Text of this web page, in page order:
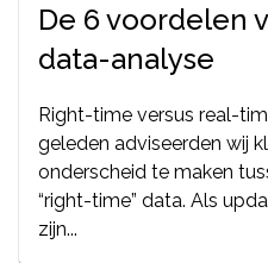
De 6 voordelen
data-analyse
Right-time versus real-
geleden adviseerden wij
onderscheid te maken
“right-time” data. Als
zijn...